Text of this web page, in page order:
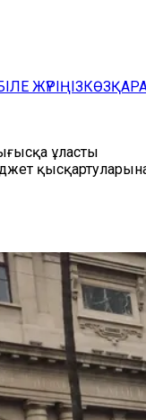
ЖҮРІҢІЗ
ұласты